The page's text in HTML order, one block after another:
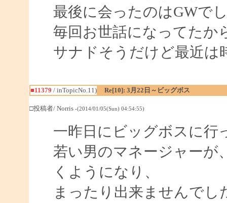
最後に会ったのはGWで
毎回お世話になってたか
サナドそうだけど最近は
■11379 / inTopicNo.11) Re[10]: 3月22日～ビッグボス
□投稿者/ Norris -(2014/01/05(Sun) 04:54:55)
一昨日にビッグボスに行
若い男のマネージャーが
くようになり、
まったり出来ませんでし